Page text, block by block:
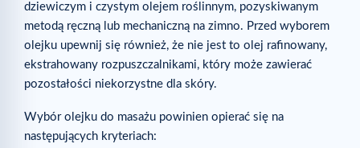
dziewiczym i czystym olejem roślinnym, pozyskiwanym
metodą ręczną lub mechaniczną na zimno. Przed wyborem
olejku upewnij się również, że nie jest to olej rafinowany,
ekstrahowany rozpuszczalnikami, który może zawierać
pozostałości niekorzystne dla skóry.
Wybór olejku do masażu powinien opierać się na
następujących kryteriach: